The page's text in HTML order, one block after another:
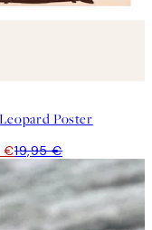
Poster
€19,95 €